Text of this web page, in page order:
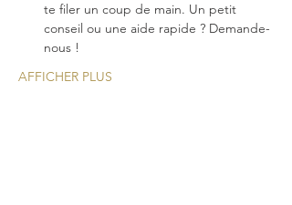
te filer un coup de main. Un petit
conseil ou une aide rapide ? Demande-
nous !
AFFICHER PLUS